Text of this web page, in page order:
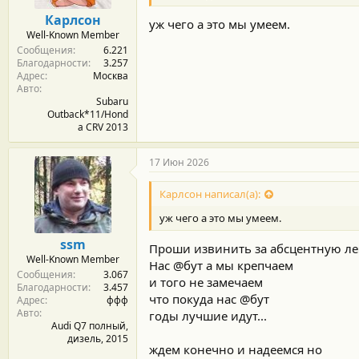
с
Карлсон
Well-Known Member
Сообщения
6.221
Благодарности
3.257
Адрес
Москва
Авто
Subaru
Outback*11/Hond
a CRV 2013
уж чего а это мы умеем.
ssm
Well-Known Member
Сообщения
3.067
Благодарности
3.457
Адрес
ффф
Авто
Audi Q7 полный,
дизель, 2015
17 Июн 2026
Карлсон написал(а):
уж чего а это мы умеем.
Проши извинить за абсцентную
Нас @бут а мы крепчаем
и того не замечаем
что покуда нас @бут
годы лучшие идут...
ждем конечно и надеемся но